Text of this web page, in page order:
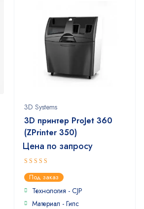
3D Systems
3D принтер ProJet 360
(ZPrinter 350)
Цена по запросу
4out of
5Под заказ
Технология - CJP
Материал - Гипс